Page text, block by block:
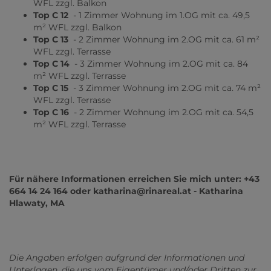
WFL zzgl. Balkon
Top C 12 - 1 Zimmer Wohnung im 1.OG mit ca. 49,5
m² WFL zzgl. Balkon
Top C 13 - 2 Zimmer Wohnung im 2.OG mit ca. 61 m²
WFL zzgl. Terrasse
Top C 14 - 3 Zimmer Wohnung im 2.OG mit ca. 84
m² WFL zzgl. Terrasse
Top C 15 - 3 Zimmer Wohnung im 2.OG mit ca. 74 m²
WFL zzgl. Terrasse
Top C 16 - 2 Zimmer Wohnung im 2.OG mit ca. 54,5
m² WFL zzgl. Terrasse
Für nähere Informationen erreichen Sie mich unter: +43
664 14 24 164 oder katharina@rinareal.at - Katharina
Hlawaty, MA
Die Angaben erfolgen aufgrund der Informationen und